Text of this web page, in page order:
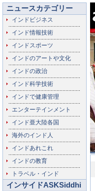
ニュースカテゴリー
インドビジネス
インド情報技術
インドスポーツ
インドのアートや文化
インドの政治
インド科学技術
インドで健康管理
エンターテインメント
インド亜大陸各国
海外のインド人
インドあれこれ
インドの教育
トラベル・インド
インサイドASKSiddhi